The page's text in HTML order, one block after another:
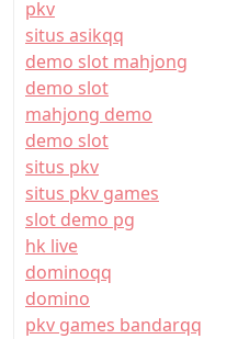
pkv
situs asikqq
demo slot mahjong
demo slot
mahjong demo
demo slot
situs pkv
situs pkv games
slot demo pg
hk live
dominoqq
domino
pkv games bandarqq